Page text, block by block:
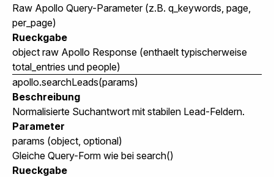
Raw Apollo Query-Parameter (z.B. q_keywords, page,
per_page)
Rueckgabe
object raw Apollo Response (enthaelt typischerweise
total_entries und people)
apollo.searchLeads(params)
Beschreibung
Normalisierte Suchantwort mit stabilen Lead-Feldern.
Parameter
params (object, optional)
Gleiche Query-Form wie bei search()
Rueckgabe